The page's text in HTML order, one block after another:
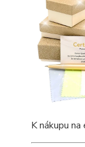
K nákupu